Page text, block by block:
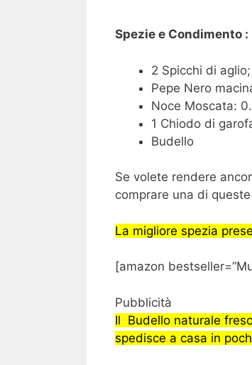
Spezie e Condimento :
2 Spicchi di aglio;
Pepe Nero
Noce Moscata:
1 Chiodo di
Budello
Se volete rendere
comprare una di
La migliore spezia
[amazon
Pubblicità
Il Budello naturale
spedisce a casa in